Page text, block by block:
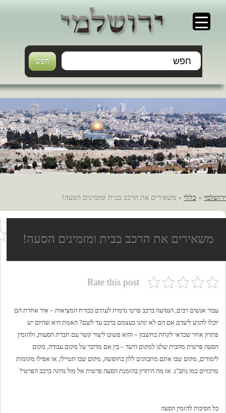
ירושלמי » כללי » משאירים את הרכב בבית ומזמינים הסעה!
משאירים את הרכב בבית ומזמינים הסעה!
Rate this post
עבור אנשים רבים, הנסיעה ברכב פרטי נדמית לעתים ככורח המציאות – איך אחרת הם
יוכלו להגיע ליעדם אם הם לא ינהגו בעצמם ברכב עד לשם? האמת היא שהיום יש
פתרון אחר שכדאי לקחת בחשבון – והוא פשוט ליצור קשר עם חברת הסעות, ולהזמין
הסעה פרטית מהבית שלנו למקום היעד – בין אם מדובר על מקום עבודה, מקום
לימודים, מקום שבו אתם מתכוונים ללון בחופשה, מקום שבו תטיילו, או אפילו מקומות
מרכזיים כמו נתב"ג. אז מה היתרון בהזמנת הסעה פרטית אל מול נהיגה ברכב הפרטי?
כל הסיבות להזמין הסעה